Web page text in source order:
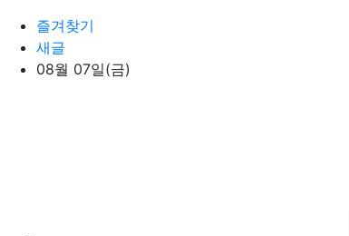
상단 네비
즐겨찾기
새글
08월 07일(금)